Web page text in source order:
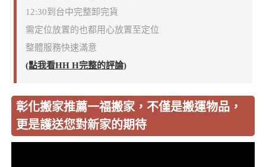
12:30到台中完整卸完貨
需定位放置的也都用心放置至定位
整體服務快速滿意
(點我看HH H完整的評論)
彰化搬家推薦一福搬家，不僅是搬運物品，
更是護送您對新家的期待